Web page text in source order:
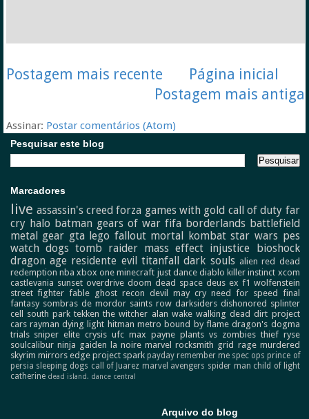
Postagem mais recente
Postagem mais antiga
Página inicial
Assinar: Postar comentários (Atom)
Pesquisar este blog
Marcadores
live assassin's creed forza games with gold call of duty far
cry halo batman gears of war fifa borderlands battlefield
metal gear gta lego fallout mortal kombat star wars pes
watch dogs tomb raider mass effect injustice
bioshock
dragon age residente evil titanfall dark souls alien red dead
redemption nba xbox one minecraft just dance diablo killer instinct xcom
castlevania sunset overdrive doom dead space deus ex f1 wolfenstein
street fighter fable ghost recon devil may cry need for speed final
fantasy sombras de mordor saints row darksiders dishonored splinter
cell
south park tekken the witcher alan wake walking dead dirt project
cars rayman dying light hitman metro bound by flame dragon's dogma
trials sniper elite crysis ufc max payne plants vs zombies thief ryse
soulcalibur ninja gaiden la noire marvel rocksmith grid rage murdered
skyrim mirrors edge project spark payday remember me spec ops prince of
persia sleeping dogs call of Juarez marvel avengers spider man child of light
catherine dead island. dance central
Arquivo do blog